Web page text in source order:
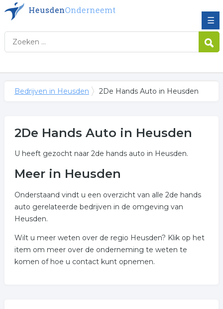
☰
Bedrijven in Heusden 2De Hands Auto in Heusden
2De Hands Auto in Heusden
U heeft gezocht naar 2de hands auto in Heusden.
Meer in Heusden
Onderstaand vindt u een overzicht van alle 2de hands
auto gerelateerde bedrijven in de omgeving van
Heusden.
Wilt u meer weten over de regio Heusden? Klik op het
item om meer over de onderneming te weten te
komen of hoe u contact kunt opnemen.